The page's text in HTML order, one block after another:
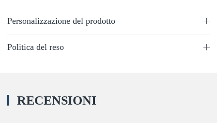
Personalizzazione del prodotto
Politica del reso
RECENSIONI